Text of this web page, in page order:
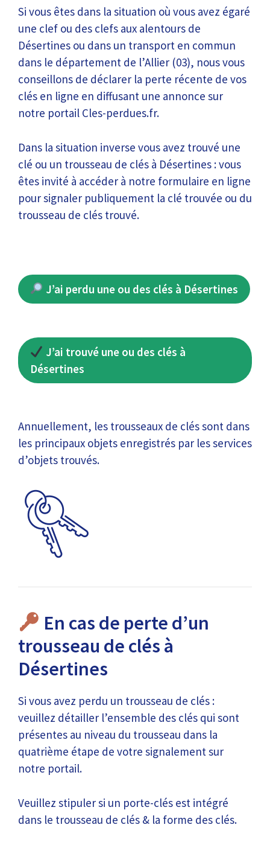
Si vous êtes dans la situation où vous avez égaré
une clef ou des clefs aux alentours de
Désertines ou dans un transport en commun
dans le département de l’Allier (03), nous vous
conseillons de déclarer la perte récente de vos
clés en ligne en diffusant une annonce sur
notre portail Cles-perdues.fr.
Dans la situation inverse vous avez trouvé une
clé ou un trousseau de clés à Désertines : vous
êtes invité à accéder à notre formulaire en ligne
pour signaler publiquement la clé trouvée ou du
trousseau de clés trouvé.
J’ai perdu une ou des clés à Désertines
J’ai trouvé une ou des clés à
Désertines
Annuellement, les trousseaux de clés sont dans
les principaux objets enregistrés par les services
d’objets trouvés.
En cas de perte d’un
trousseau de clés à
Désertines
Si vous avez perdu un trousseau de clés :
veuillez détailler l’ensemble des clés qui sont
présentes au niveau du trousseau dans la
quatrième étape de votre signalement sur
notre portail.
Veuillez stipuler si un porte-clés est intégré
dans le trousseau de clés & la forme des clés.